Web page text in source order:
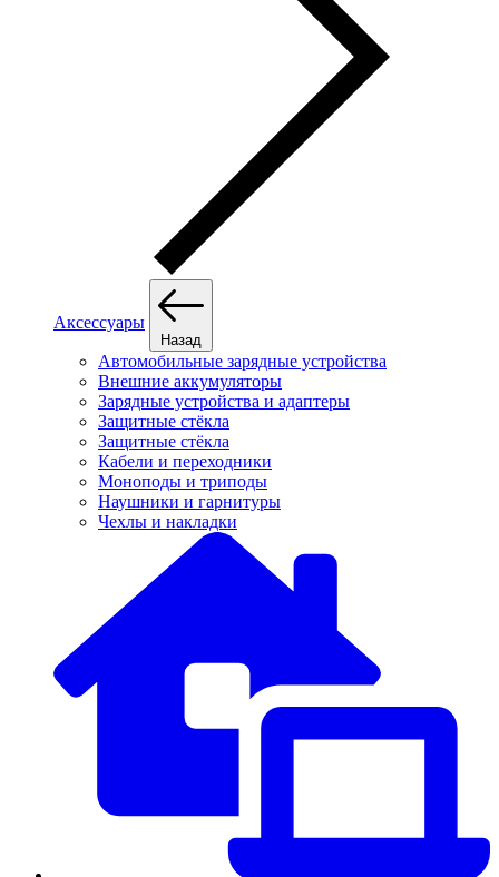
Аксессуары
Назад
Автомобильные зарядные устройства
Внешние аккумуляторы
Зарядные устройства и адаптеры
Защитные стёкла
Защитные стёкла
Кабели и переходники
Моноподы и триподы
Наушники и гарнитуры
Чехлы и накладки